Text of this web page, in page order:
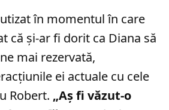
în momentul în care
că și-ar fi dorit ca Diana să
mai rezervată,
ei actuale cu cele
Robert. „Aș fi văzut-o